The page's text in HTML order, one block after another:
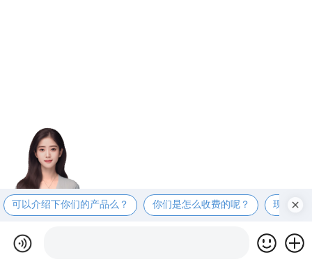
可以介绍下你们的产品么？ 你们是怎么收费的呢？ 现在有